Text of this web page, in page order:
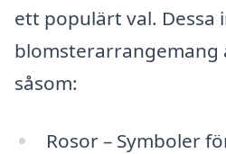
ett populärt val. Dessa
blomsterarrangemang
såsom:
Rosor – Symboler